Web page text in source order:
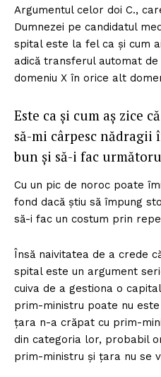
Argumentul celor doi C.,
Dumnezei pe candidatul
spital este la fel ca și cum
adică transferul automat
domeniu X în orice alt
Este ca și cum aș zice
să-mi cârpesc
bun și să-i fac
Cu un pic de noroc poate
fond dacă știu să împung
să-i fac un costum prin
Însă naivitatea de a crede
spital este un argument
cuiva de a gestiona o
prim-ministru poate nu
țara n-a crăpat cu prim-
din categoria lor, probabil
prim-ministru și țara nu se